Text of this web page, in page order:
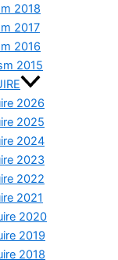
2018
2017
2016
2015
2026
2025
2024
2023
2022
2021
2020
2019
2018